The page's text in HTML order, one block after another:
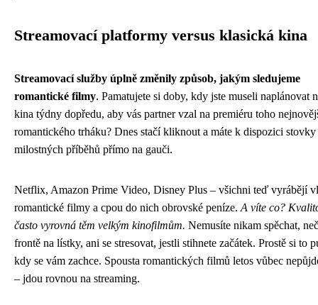
Streamovací platformy versus klasická kina
Streamovací služby úplně změnily způsob, jakým sledujeme
romantické filmy. Pamatujete si doby, kdy jste museli naplánovat
kina týdny dopředu, aby vás partner vzal na premiéru toho
romantického trháku? Dnes stačí kliknout a máte k dispozici stovky
milostných příběhů přímo na gauči.
Netflix, Amazon Prime Video, Disney Plus – všichni teď vyrábějí
romantické filmy a cpou do nich obrovské peníze. A víte co?
často vyrovná těm velkým kinofilmům. Nemusíte nikam spěchat,
frontě na lístky, ani se stresovat, jestli stihnete začátek. Prostě si to
kdy se vám zachce. Spousta romantických filmů letos vůbec
– jdou rovnou na streaming.